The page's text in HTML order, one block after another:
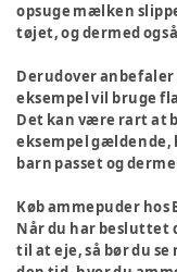
opsuge mælken
tøjet, og dermed
Derudover anbefaler
eksempel vil bruge
Det kan være rart at
eksempel gældende,
barn passet og
Køb ammepuder hos
Når du har besluttet
til at eje, så bør du